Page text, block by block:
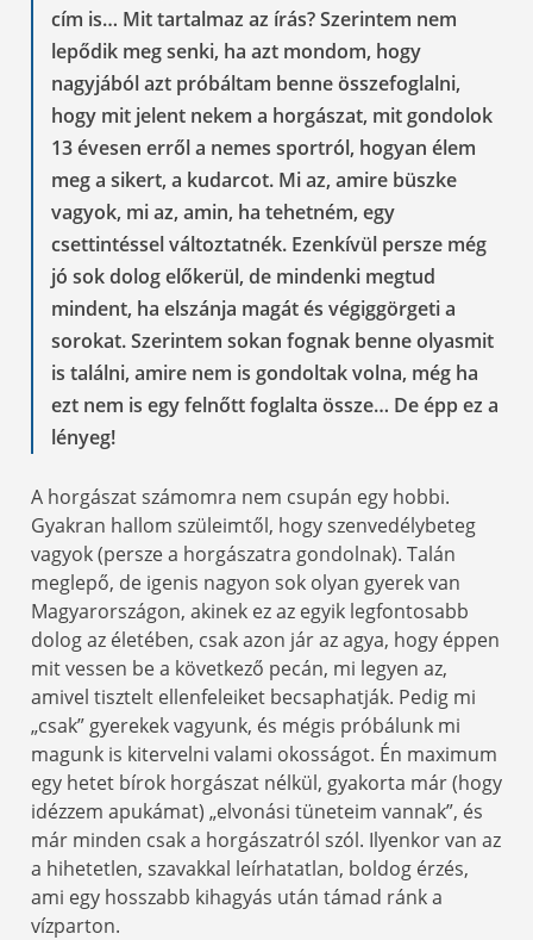
cím is… Mit tartalmaz az írás? Szerintem nem
lepődik meg senki, ha azt mondom, hogy
nagyjából azt próbáltam benne összefoglalni,
hogy mit jelent nekem a horgászat, mit gondolok
13 évesen erről a nemes sportról, hogyan élem
meg a sikert, a kudarcot. Mi az, amire büszke
vagyok, mi az, amin, ha tehetném, egy
csettintéssel változtatnék. Ezenkívül persze még
jó sok dolog előkerül, de mindenki megtud
mindent, ha elszánja magát és végiggörgeti a
sorokat. Szerintem sokan fognak benne olyasmit
is találni, amire nem is gondoltak volna, még ha
ezt nem is egy felnőtt foglalta össze… De épp ez a
lényeg!
A horgászat számomra nem csupán egy hobbi.
Gyakran hallom szüleimtől, hogy szenvedélybeteg
vagyok (persze a horgászatra gondolnak). Talán
meglepő, de igenis nagyon sok olyan gyerek van
Magyarországon, akinek ez az egyik legfontosabb
dolog az életében, csak azon jár az agya, hogy éppen
mit vessen be a következő pecán, mi legyen az,
amivel tisztelt ellenfeleiket becsaphatják. Pedig mi
„csak” gyerekek vagyunk, és mégis próbálunk mi
magunk is kitervelni valami okosságot. Én maximum
egy hetet bírok horgászat nélkül, gyakorta már (hogy
idézzem apukámat) „elvonási tüneteim vannak”, és
már minden csak a horgászatról szól. Ilyenkor van az
a hihetetlen, szavakkal leírhatatlan, boldog érzés,
ami egy hosszabb kihagyás után támad ránk a
vízparton.